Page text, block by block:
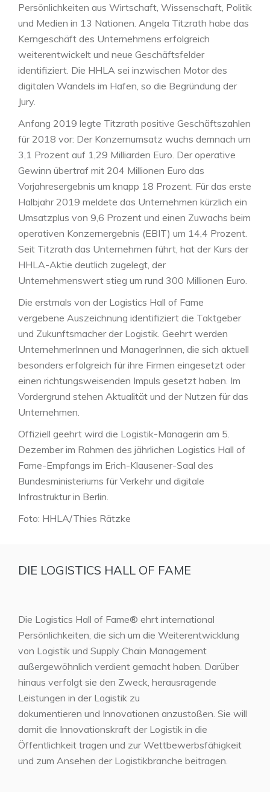
Persönlichkeiten aus Wirtschaft, Wissenschaft, Politik
und Medien in 13 Nationen. Angela Titzrath habe das
Kerngeschäft des Unternehmens erfolgreich
weiterentwickelt und neue Geschäftsfelder
identifiziert. Die HHLA sei inzwischen Motor des
digitalen Wandels im Hafen, so die Begründung der
Jury.
Anfang 2019 legte Titzrath positive Geschäftszahlen
für 2018 vor: Der Konzernumsatz wuchs demnach um
3,1 Prozent auf 1,29 Milliarden Euro. Der operative
Gewinn übertraf mit 204 Millionen Euro das
Vorjahresergebnis um knapp 18 Prozent. Für das erste
Halbjahr 2019 meldete das Unternehmen kürzlich ein
Umsatzplus von 9,6 Prozent und einen Zuwachs beim
operativen Konzernergebnis (EBIT) um 14,4 Prozent.
Seit Titzrath das Unternehmen führt, hat der Kurs der
HHLA-Aktie deutlich zugelegt, der
Unternehmenswert stieg um rund 300 Millionen Euro.
Die erstmals von der Logistics Hall of Fame
vergebene Auszeichnung identifiziert die Taktgeber
und Zukunftsmacher der Logistik. Geehrt werden
UnternehmerInnen und ManagerInnen, die sich aktuell
besonders erfolgreich für ihre Firmen eingesetzt oder
einen richtungsweisenden Impuls gesetzt haben. Im
Vordergrund stehen Aktualität und der Nutzen für das
Unternehmen.
Offiziell geehrt wird die Logistik-Managerin am 5.
Dezember im Rahmen des jährlichen Logistics Hall of
Fame-Empfangs im Erich-Klausener-Saal des
Bundesministeriums für Verkehr und digitale
Infrastruktur in Berlin.
Foto: HHLA/Thies Rätzke
DIE LOGISTICS HALL OF FAME
Die Logistics Hall of Fame® ehrt international
Persönlichkeiten, die sich um die Weiterentwicklung
von Logistik und Supply Chain Management
außergewöhnlich verdient gemacht haben. Darüber
hinaus verfolgt sie den Zweck, herausragende
Leistungen in der Logistik zu
dokumentieren und Innovationen anzustoßen. Sie will
damit die Innovationskraft der Logistik in die
Öffentlichkeit tragen und zur Wettbewerbsfähigkeit
und zum Ansehen der Logistikbranche beitragen.